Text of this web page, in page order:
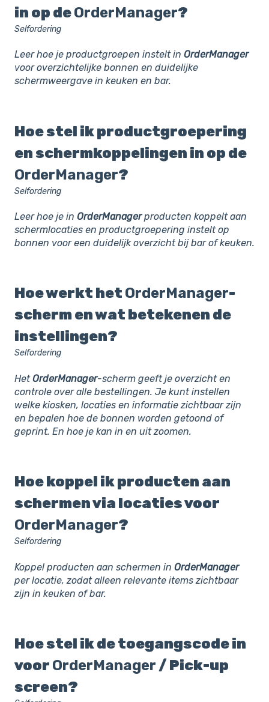
in op deOrderManager?
Selfordering
Leer hoe je productgroepen instelt in OrderManager
voor overzichtelijke bonnen en duidelijke
schermweergave in keuken en bar.
Hoe stel ik productgroepering
en schermkoppelingen in op de
OrderManager?
Selfordering
Leer hoe je in OrderManagerproducten koppelt aan
schermlocaties en productgroepering instelt op
bonnen voor een duidelijk overzicht bij bar of keuken.
Hoe werkt het OrderManager-
scherm en wat betekenen de
instellingen?
Selfordering
HetOrderManager-scherm geeft je overzicht en
controle over alle bestellingen. Je kunt instellen
welke kiosken, locaties en informatie zichtbaar zijn
en bepalen hoe de bonnen worden getoond of
geprint. En hoe je kan in en uit zoomen.
Hoe koppel ik producten aan
schermen via locaties voor
OrderManager?
Selfordering
Koppel producten aan schermen in OrderManager
per locatie, zodat alleen relevante items zichtbaar
zijn in keuken of bar.
Hoe stel ik de toegangscode in
voor OrderManager / Pick-up
screen?